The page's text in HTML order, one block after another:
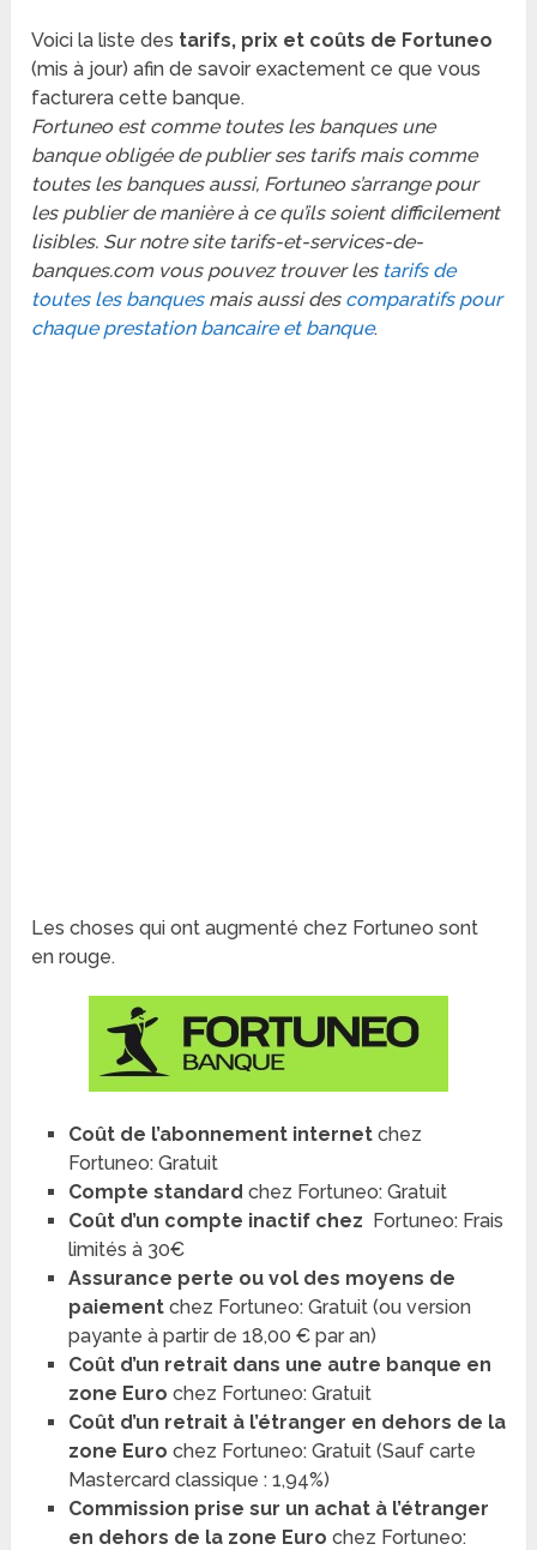
Voici la liste des tarifs, prix et coûts de Fortuneo
(mis à jour) afin de savoir exactement ce que vous
facturera cette banque.
Fortuneo est comme toutes les banques une
banque obligée de publier ses tarifs mais comme
toutes les banques aussi, Fortuneo s’arrange pour
les publier de manière à ce qu’ils soient difficilement
lisibles. Sur notre site tarifs-et-services-de-
banques.com vous pouvez trouver les tarifs de
toutes les banquesmais aussi des comparatifs pour
chaque prestation bancaire et banque.
Les choses qui ont augmenté chez Fortuneo sont
en rouge.
Coût de l’abonnement internet chez
Fortuneo: Gratuit
Compte standard chez Fortuneo: Gratuit
Coût d’un compte inactif chez Fortuneo: Frais
limités à 30€
Assurance perte ou vol des moyens de
paiement chez Fortuneo: Gratuit (ou version
payante à partir de 18,00 € par an)
Coût d’un retrait dans une autre banque en
zone Euro chez Fortuneo: Gratuit
Coût d’un retrait à l’étranger en dehors de la
zone Euro chez Fortuneo: Gratuit (Sauf carte
Mastercard classique : 1,94%)
Commission prise sur un achat à l’étranger
en dehors de la zone Euro chez Fortuneo: